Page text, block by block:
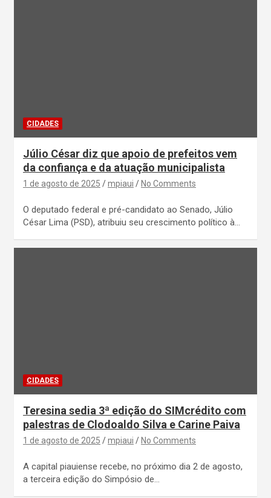
CIDADES
Júlio César diz que apoio de prefeitos vem
da confiança e da atuação municipalista
1 de agosto de 2025 mpiaui No Comments
O deputado federal e pré-candidato ao Senado, Júlio
César Lima (PSD), atribuiu seu crescimento político à…
CIDADES
Teresina sedia 3ª edição do SIMcrédito com
palestras de Clodoaldo Silva e Carine Paiva
1 de agosto de 2025 mpiaui No Comments
A capital piauiense recebe, no próximo dia 2 de agosto,
a terceira edição do Simpósio de…